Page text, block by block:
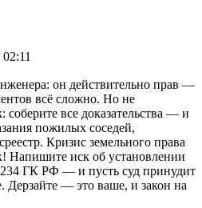
он действительно прав —
всё сложно. Но не
соберите все доказательства — и
пожилых соседей,
Кризис земельного права
иск об установлении
234 ГК РФ — и пусть суд принудит
Дерзайте — это ваше, и закон на